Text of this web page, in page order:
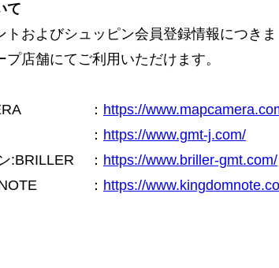
て
およびシュッピン会員登録情報につきま
店舗にてご利用いただけます。
： https://
： https://www.gmt-j.com/
:BRILLER
： https://www.briller-gmt.com/
： https://